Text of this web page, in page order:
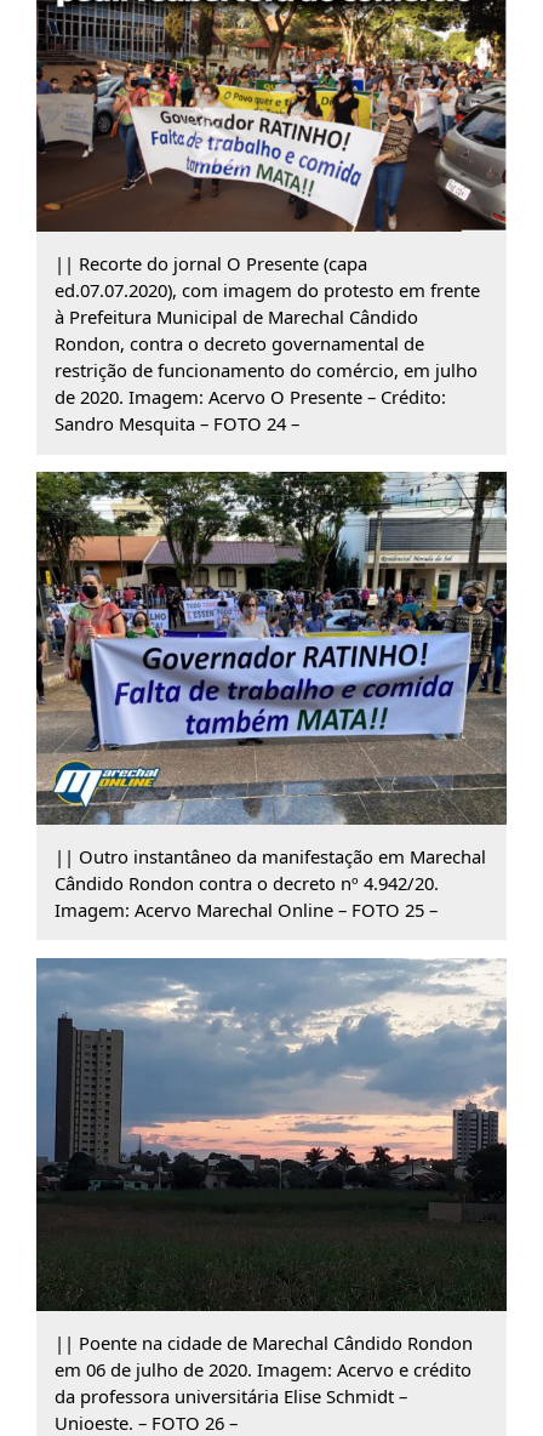
|| Recorte do jornal O Presente (capa
ed.07.07.2020), com imagem do protesto em frente
à Prefeitura Municipal de Marechal Cândido
Rondon, contra o decreto governamental de
restrição de funcionamento do comércio, em julho
de 2020. Imagem: Acervo O Presente – Crédito:
Sandro Mesquita – FOTO 24 –
|| Outro instantâneo da manifestação em Marechal
Cândido Rondon contra o decreto nº 4.942/20.
Imagem: Acervo Marechal Online – FOTO 25 –
|| Poente na cidade de Marechal Cândido Rondon
em 06 de julho de 2020. Imagem: Acervo e crédito
da professora universitária Elise Schmidt –
Unioeste. – FOTO 26 –